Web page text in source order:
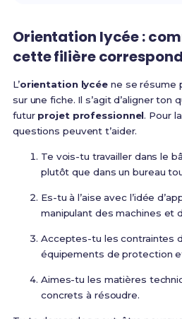
Orientation lycée :
cette filière
L’orientation lycée ne se résume
sur une fiche. Il s’agit d’aligner ton
futur projet professionnel. Pour la
questions peuvent t’aider.
Te vois-tu travailler dans le
plutôt que dans un bureau
Es-tu à l’aise avec l’idée
manipulant des machines et
Acceptes-tu les contraintes
équipements de protection
Aimes-tu les matières
concrets à résoudre.